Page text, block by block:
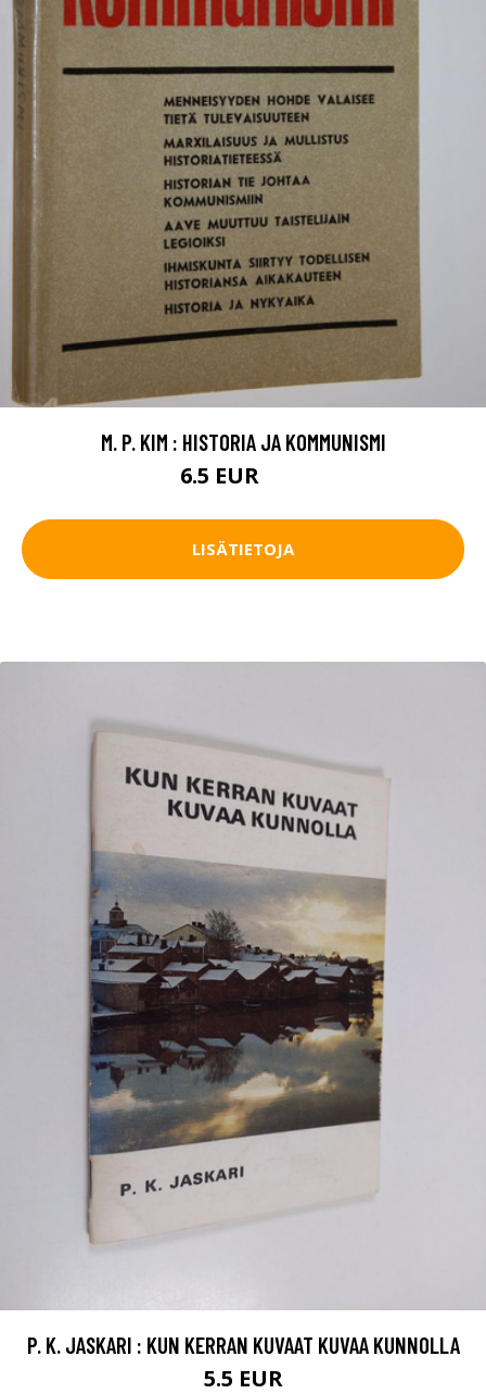
M. P. KIM : HISTORIA JA KOMMUNISMI
6.5 EUR
LISÄTIETOJA
P. K. JASKARI : KUN KERRAN KUVAAT KUVAA KUNNOLLA
5.5 EUR